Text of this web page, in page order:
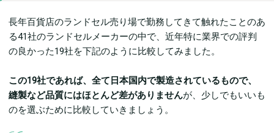
長年百貨店のランドセル売り場で勤務してきて触れたことのあ
る41社のランドセルメーカーの中で、近年特に業界での評判
の良かった19社を下記のように比較してみました。
この19社であれば、全て日本国内で製造されているもので、
縫製など品質にはほとんど差がありませんが、少しでもいいも
のを選ぶために比較していきましょう。